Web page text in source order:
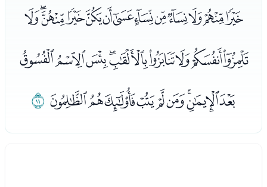
ﯳﯴﯵﯶﯷﯸﯹﯺﯻﯼﯽﯾﯿ
ﰀﰁﰂﰃﰄﰅﰆﰇﰈ
ﰉﰊﰋﰌﰍﰎﰏﰐﰑﰒ